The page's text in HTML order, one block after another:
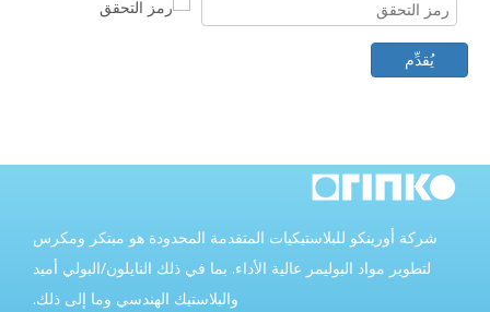
يُقدِّم
شركة أورينكو للبلاستيكيات المتقدمة المحدودة هو مبتكر ومكرس
لتطوير مواد البوليمر عالية الأداء. بما في ذلك النايلون/البولي أميد
والبلاستيك الهندسي وما إلى ذلك.